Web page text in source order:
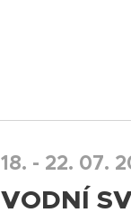
18. - 22. 07.
VODNÍ